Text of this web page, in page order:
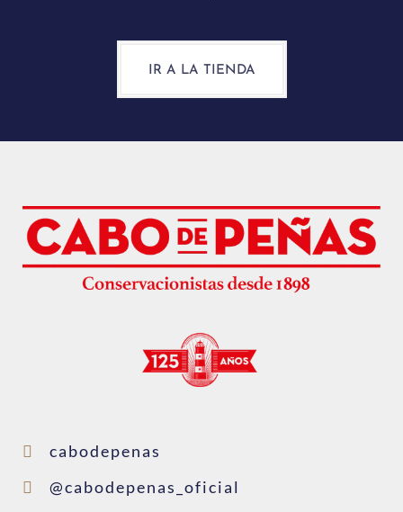
IR A LA TIENDA
cabodepenas
@cabodepenas_oficial